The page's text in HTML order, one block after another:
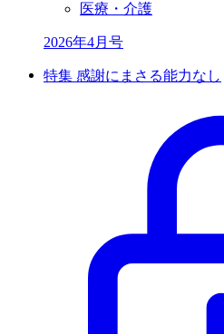
医療・介護
2026年4月号
特集 感謝にまさる能力なし